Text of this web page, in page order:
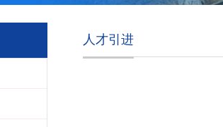
人才引进